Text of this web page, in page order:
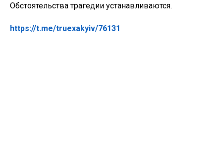
Обстоятельства трагедии устанавливаются.
https://t.me/truexakyiv/76131